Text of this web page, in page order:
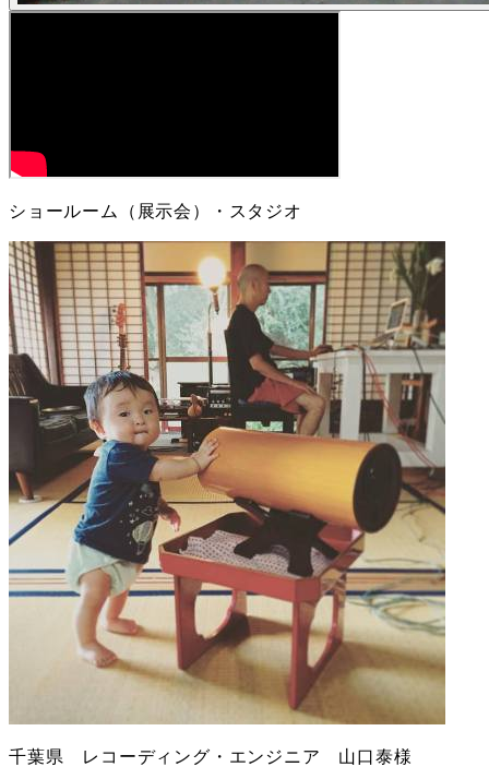
ショールーム（展示会）・スタジオ
千葉県 レコーディング・エンジニア 山口泰様